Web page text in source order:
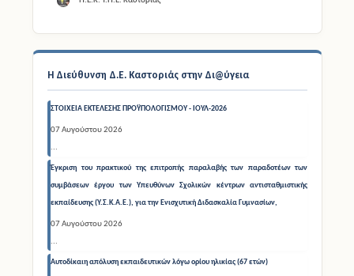
Π.Ε.Κ. Τ.Π.Ε. Καστοριάς
Η Διεύθυνση Δ.Ε. Καστοριάς στην Δι@ύγεια
07 Αυγούστου 2026
Έγκριση του πρακτικού της επιτροπής παραλαβής των παραδοτέων των
συμβάσεων έργου των Υπευθύνων Σχολικών κέντρων αντισταθμιστικής
εκπαίδευσης (Υ.Σ.Κ.Α.Ε.), για την Ενισχυτική Διδασκαλία Γυμνασίων,
07 Αυγούστου 2026
Αυτοδίκαιη απόλυση εκπαιδευτικών λόγω ορίου ηλικίας (67 ετών)